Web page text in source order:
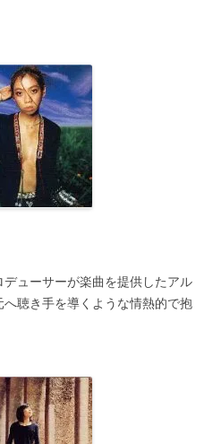
ューサーが楽曲を提供したアル
聴き手を導くような情熱的で抱